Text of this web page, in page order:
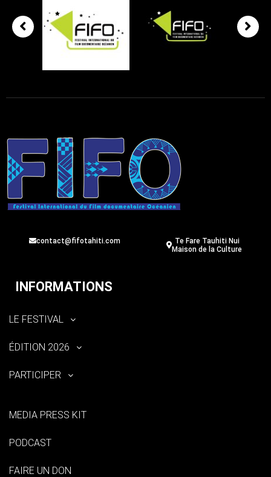
contact@fifotahiti.com
Te Fare Tauhiti Nui
Maison de la Culture
INFORMATIONS
LE FESTIVAL
ÉDITION 2026
PARTICIPER
MEDIA PRESS KIT
PODCAST
FAIRE UN DON